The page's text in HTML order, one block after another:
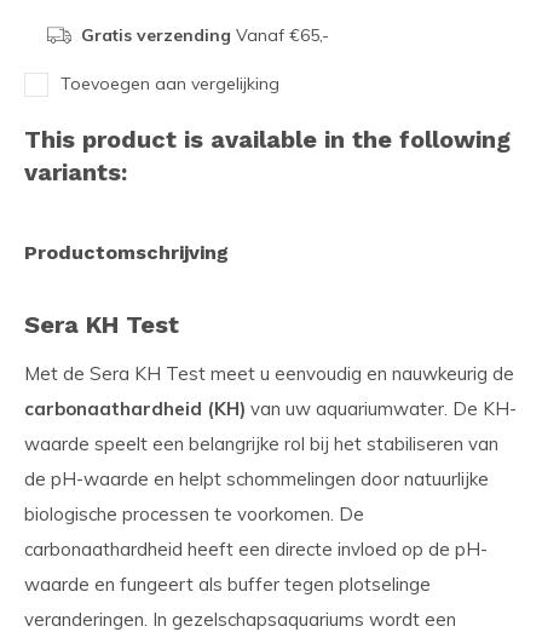
Gratis verzending Vanaf €65,-
Toevoegen aan vergelijking
This product is available in the following
variants:
Productomschrijving
Sera KH Test
Met de Sera KH Test meet u eenvoudig en nauwkeurig de
carbonaathardheid (KH) van uw aquariumwater. De KH-
waarde speelt een belangrijke rol bij het stabiliseren van
de pH-waarde en helpt schommelingen door natuurlijke
biologische processen te voorkomen. De
carbonaathardheid heeft een directe invloed op de pH-
waarde en fungeert als buffer tegen plotselinge
veranderingen. In gezelschapsaquariums wordt een